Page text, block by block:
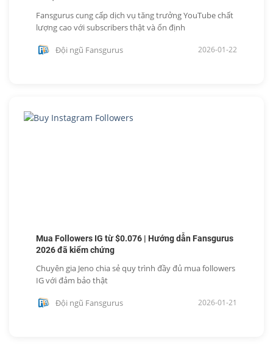
Fansgurus cung cấp dịch vụ tăng trưởng YouTube chất
lượng cao với subscribers thật và ổn định
Đội ngũ Fansgurus 2026-01-22
Mua Followers IG từ $0.076 | Hướng dẫn Fansgurus
2026 đã kiểm chứng
Chuyên gia Jeno chia sẻ quy trình đầy đủ mua followers
IG với đảm bảo thật
Đội ngũ Fansgurus 2026-01-21